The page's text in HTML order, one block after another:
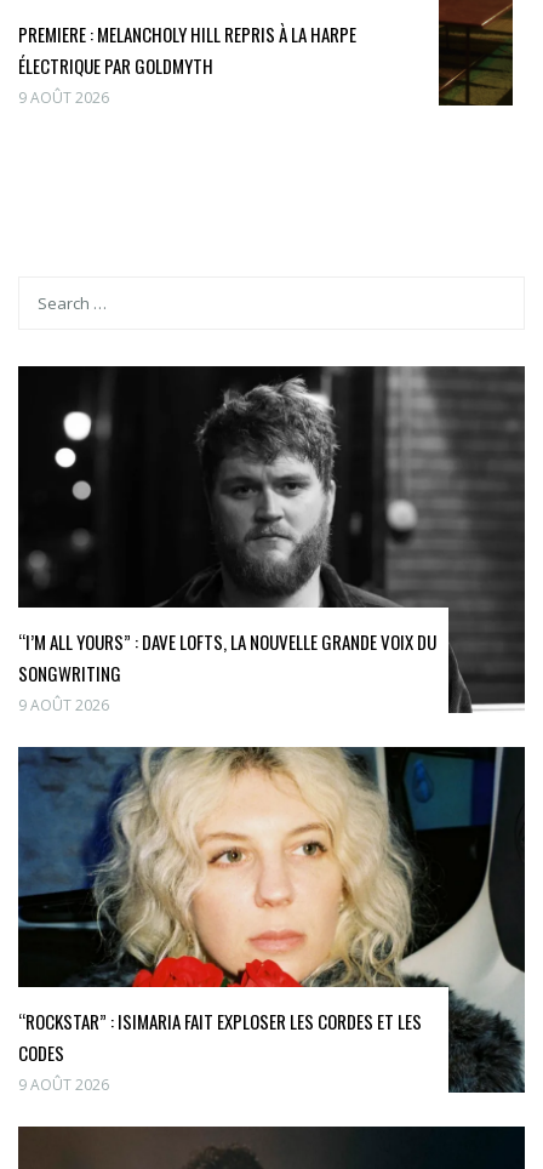
PREMIERE : MELANCHOLY HILL REPRIS À LA HARPE
ÉLECTRIQUE PAR GOLDMYTH
9 AOÛT 2026
“I’M ALL YOURS” : DAVE LOFTS, LA NOUVELLE GRANDE VOIX DU
SONGWRITING
9 AOÛT 2026
“ROCKSTAR” : ISIMARIA FAIT EXPLOSER LES CORDES ET LES
CODES
9 AOÛT 2026